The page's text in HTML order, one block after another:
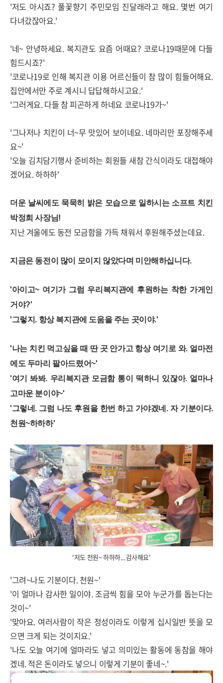
'저도 아시죠? 풀꽃향기 주민모임 진달래라고 해요. 몇번 여기
다녀갔잖아요.'
'네~ 안녕하세요. 복지관도 요즘 어때요? 코로나19때문에 다들
힘드시죠?'
'코로나19로 인해 복지관 이용 어르신들이 참 많이 힘들어해요.
집안에서만 주로 계시니 답답해하시고요.'
'그러게요. 다들 참 피곤하게 하네요 코로나19가~'
'그나저나 치킨이 너~무 맛있어 보이네요. 네마리만 포장해주세
요~'
'오늘 김치담기행사 준비하는 회원들 새참 간식이라도 대접해야
겠어요. 하하하'
더운 날씨에도 묵묵히 밝은 모습으로 일하시는 소프트 치킨
박정희 사장님!
지난 겨울에도 동전 모금함을 가득 채워서 후원해주셨는데요.
지금은 동전이 많이 모이지 않았다며 미안해하십니다.
'아이고~ 여기가 그럼 우리복지관에 후원하는 착한 가게인
거야?'
'그렇지. 항상 복지관에 도움을 주는 곳이야.'
'나는 치킨 먹고싶을 때 딴 곳 안가고 항상 여기로 와. 얼마전
에도 두마리 팔아드렸어~'
'여기 봐봐. 우리복지관 모금함 통이 떡하니 있잖아. 얼마나
고마운 분이야~'
'그렇네. 그럼 나도 후원을 한번 하고 가야겠네. 자 기분이다.
천원~하하하'
'저도 천원~ 하하하...감사해요'
'그려~나도 기분이다. 천원~'
'이 얼마나 감사한 일이야. 조금씩 힘을 모아 누군가를 돕는다는
것이~'
'맞아요. 여러사람이 작은 정성이라도 이렇게 십시일반 뜻을 모
으면 크게 되는 것이지요.'
'나도 오늘 여기에 얼마라도 넣고 의미있는 활동에 동참을 해야
겠네. 적은 돈이라도 넣으니 이렇게 기분이 좋네~.'